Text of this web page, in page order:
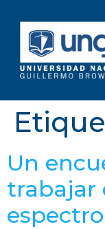
Un
trabajar